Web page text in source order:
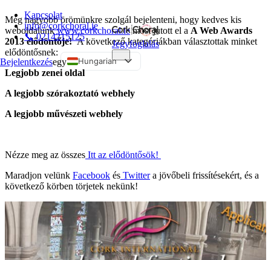
Kapcsolat
info@corkchoral.ie
📞 0214215125
Bejelentkezésegy
Hungarian
English
Bulgarian
Czech
Spanish
French
Italian
Polish
Jegyfoglalás
Még nagyobb örömünkre szolgál bejelenteni, hogy kedves kis
weboldalunkwww.corkchoral.iemost jutott el a A Web Awards
2013 elődöntője!A következő kategóriákban választottak minket
elődöntősnek:
Legjobb zenei oldal
A legjobb szórakoztató webhely
A legjobb művészeti webhely
Nézze meg az összes Itt az elődöntősök!
Maradjon velünk Facebook és Twittera jövőbeli frissítésekért, és a
következő körben törjetek nekünk!